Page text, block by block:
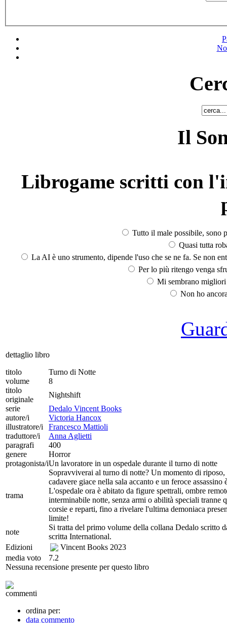
Il
Librogame scritti con
Tutto il male possibile, sono
Quasi tutta
La AI è uno strumento, dipende l'uso che se ne fa. Se non
Per lo più ritengo venga
Mi sembrano
Non ho
dettaglio libro
titolo
Turno di Notte
volume
8
titolo
originale
Nightshift
serie
Dedalo Vincent Books
autore/i
Victoria Hancox
illustratore/i
Francesco Mattioli
traduttore/i
Anna Aglietti
paragrafi
400
genere
Horror
protagonista/iUn lavoratore in un ospedale durante il turno di notte
trama
Sopravviverai al turno di notte? Un momento di
cadavere giace nella sala accanto e un feroce
L'ospedale ora è abitato da figure spettrali, ombre
interminabile notte, senza armi o abilità speciali
corsie e reparti, fino a rivelare l'ultima demoniaca
limite!
note
Si tratta del primo volume della collana Dedalo scritto
scritta International.
Edizioni
Vincent Books 2023
media voto
7.2
Nessuna recensione presente per questo libro
commenti
ordina per:
data commento